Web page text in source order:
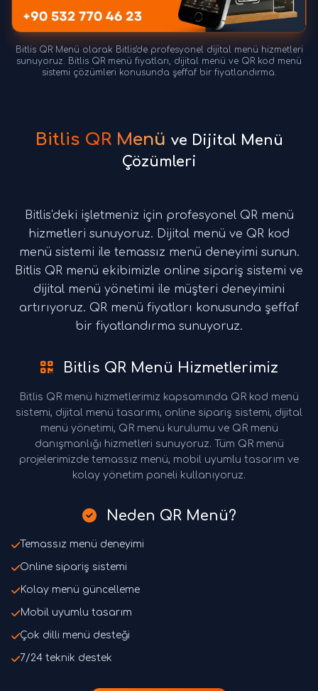
Bitlis QR Menü olarak Bitlis'de profesyonel dijital menü hizmetleri
sunuyoruz. Bitlis QR menü fiyatları, dijital menü ve QR kod menü
sistemi çözümleri konusunda şeffaf bir fiyatlandırma.
Bitlis QR Menü ve Dijital Menü
Çözümleri
Bitlis'deki işletmeniz için profesyonel QR menü
hizmetleri sunuyoruz. Dijital menü ve QR kod
menü sistemi ile temassız menü deneyimi sunun.
Bitlis QR menü ekibimizle online sipariş sistemi ve
dijital menü yönetimi ile müşteri deneyimini
artırıyoruz. QR menü fiyatları konusunda şeffaf
bir fiyatlandırma sunuyoruz.
Bitlis QR Menü Hizmetlerimiz
Bitlis QR menü hizmetlerimiz kapsamında QR kod menü
sistemi, dijital menü tasarımı, online sipariş sistemi, dijital
menü yönetimi, QR menü kurulumu ve QR menü
danışmanlığı hizmetleri sunuyoruz. Tüm QR menü
projelerimizde temassız menü, mobil uyumlu tasarım ve
kolay yönetim paneli kullanıyoruz.
Neden QR Menü?
Temassız menü deneyimi
Online sipariş sistemi
Kolay menü güncelleme
Mobil uyumlu tasarım
Çok dilli menü desteği
7/24 teknik destek